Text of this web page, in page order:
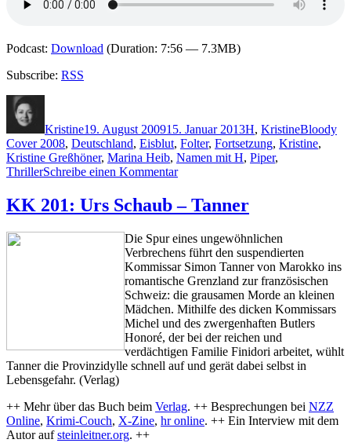
Podcast: Download (Duration: 7:56 — 7.3MB)
Subscribe: RSS
Kristine19. August 200915. Januar 2013H, KristineBloody
Cover 2008, Deutschland, Eisblut, Folter, Fortsetzung, Kristine,
Kristine Greßhöner, Marina Heib, Namen mit H, Piper,
ThrillerSchreibe einen Kommentarzu
217:
Marina
–
Eisblut
KK 201: Urs Schaub – Tanner
Die Spur eines ungewöhnlichen
Verbrechens führt den suspendierten
Kommissar Simon Tanner von Marokko ins
romantische Grenzland zur französischen
Schweiz: die grausamen Morde an kleinen
Mädchen. Mithilfe des dicken Kommissars
Michel und des zwergenhaften Butlers
Honoré, der bei der reichen und
verdächtigen Familie Finidori arbeitet, wühlt
Tanner die Provinzidylle schnell auf und gerät dabei selbst in
Lebensgefahr. (Verlag)
++ Mehr über das Buch beim Verlag. ++ Besprechungen bei NZZ
Online, Krimi-Couch, X-Zine, hr online. ++ Ein Interview mit dem
Autor aufsteinleitner.org. ++